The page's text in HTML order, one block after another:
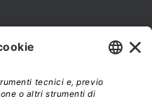
sempre aggiornato sulle